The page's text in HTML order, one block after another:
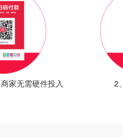
家无需硬件投入 2